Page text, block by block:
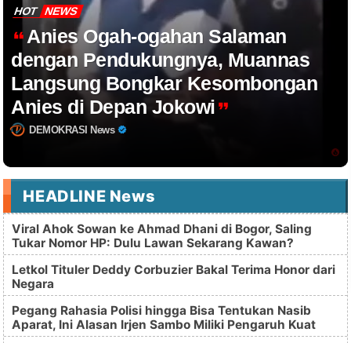
HOT NEWS
Anies Ogah-ogahan Salaman
dengan Pendukungnya, Muannas
Langsung Bongkar Kesombongan
Anies di Depan Jokowi
DEMOKRASI News
HEADLINE News
Viral Ahok Sowan ke Ahmad Dhani di Bogor, Saling
Tukar Nomor HP: Dulu Lawan Sekarang Kawan?
Letkol Tituler Deddy Corbuzier Bakal Terima Honor dari
Negara
Pegang Rahasia Polisi hingga Bisa Tentukan Nasib
Aparat, Ini Alasan Irjen Sambo Miliki Pengaruh Kuat